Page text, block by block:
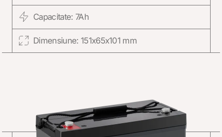
Capacitate: 7Ah
Dimensiune: 151x65x101 mm